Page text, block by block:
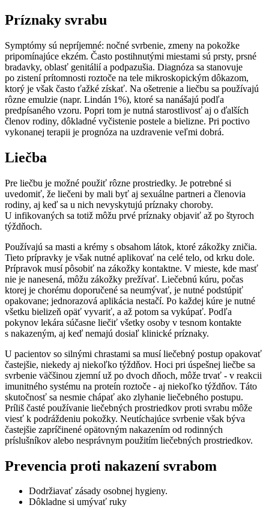
Príznaky svrabu
Symptómy sú nepríjemné: nočné svrbenie, zmeny na pokožke
pripomínajúce ekzém. Často postihnutými miestami sú prsty, prsné
bradavky, oblasť genitálií a podpazušia. Diagnóza sa stanovuje
po zistení prítomnosti roztoče na tele mikroskopickým dôkazom,
ktorý je však často ťažké získať. Na ošetrenie a liečbu sa používajú
rôzne emulzie (napr. Lindán 1%), ktoré sa nanášajú podľa
predpísaného vzoru. Popri tom je nutná starostlivosť aj o ďalších
členov rodiny, dôkladné vyčistenie postele a bielizne. Pri poctivo
vykonanej terapii je prognóza na uzdravenie veľmi dobrá.
Liečba
Pre liečbu je možné použiť rôzne prostriedky. Je potrebné si
uvedomiť, že liečeni by mali byť aj sexuálne partneri a členovia
rodiny, aj keď sa u nich nevyskytujú príznaky choroby.
U infikovaných sa totiž môžu prvé príznaky objaviť až po štyroch
týždňoch.
Používajú sa masti a krémy s obsahom látok, ktoré zákožky zničia.
Tieto prípravky je však nutné aplikovať na celé telo, od krku dole.
Prípravok musí pôsobiť na zákožky kontaktne. V mieste, kde masť
nie je nanesená, môžu zákožky prežívať. Liečebnú kúru, počas
ktorej je chorému doporučené sa neumývať, je nutné podstúpiť
opakovane; jednorazová aplikácia nestačí. Po každej kúre je nutné
všetku bielizeň opäť vyvariť, a až potom sa vykúpať. Podľa
pokynov lekára súčasne liečiť všetky osoby v tesnom kontakte
s nakazeným, aj keď nemajú dosiaľ klinické príznaky.
U pacientov so silnými chrastami sa musí liečebný postup opakovať
častejšie, niekedy aj niekoľko týždňov. Hoci pri úspešnej liečbe sa
svrbenie väčšinou zjemní už po dvoch dňoch, môže trvať - v reakcii
imunitného systému na proteín roztoče - aj niekoľko týždňov. Táto
skutočnosť sa nesmie chápať ako zlyhanie liečebného postupu.
Príliš časté používanie liečebných prostriedkov proti svrabu môže
viesť k podráždeniu pokožky. Neutíchajúce svrbenie však býva
častejšie zapríčinené opätovným nakazením od rodinných
príslušníkov alebo nesprávnym použitím liečebných prostriedkov.
Prevencia proti nakazení svrabom
Dodržiavať zásady osobnej hygieny.
Dôkladne si umývať ruky